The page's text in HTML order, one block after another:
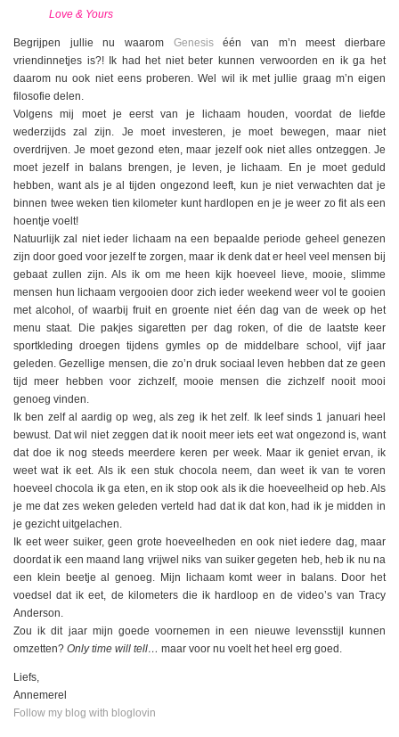
Love & Yours
Begrijpen jullie nu waarom Genesiséén van m’n meest dierbare
vriendinnetjes is?! Ik had het niet beter kunnen verwoorden en ik ga het
daarom nu ook niet eens proberen. Wel wil ik met jullie graag m’n eigen
filosofie delen.
Volgens mij moet je eerst van je lichaam houden, voordat de liefde
wederzijds zal zijn. Je moet investeren, je moet bewegen, maar niet
overdrijven. Je moet gezond eten, maar jezelf ook niet alles ontzeggen. Je
moet jezelf in balans brengen, je leven, je lichaam. En je moet geduld
hebben, want als je al tijden ongezond leeft, kun je niet verwachten dat je
binnen twee weken tien kilometer kunt hardlopen en je je weer zo fit als een
hoentje voelt!
Natuurlijk zal niet ieder lichaam na een bepaalde periode geheel genezen
zijn door goed voor jezelf te zorgen, maar ik denk dat er heel veel mensen bij
gebaat zullen zijn. Als ik om me heen kijk hoeveel lieve, mooie, slimme
mensen hun lichaam vergooien door zich ieder weekend weer vol te gooien
met alcohol, of waarbij fruit en groente niet één dag van de week op het
menu staat. Die pakjes sigaretten per dag roken, of die de laatste keer
sportkleding droegen tijdens gymles op de middelbare school, vijf jaar
geleden. Gezellige mensen, die zo’n druk sociaal leven hebben dat ze geen
tijd meer hebben voor zichzelf, mooie mensen die zichzelf nooit mooi
genoeg vinden.
Ik ben zelf al aardig op weg, als zeg ik het zelf. Ik leef sinds 1 januari heel
bewust. Dat wil niet zeggen dat ik nooit meer iets eet wat ongezond is, want
dat doe ik nog steeds meerdere keren per week. Maar ik geniet ervan, ik
weet wat ik eet. Als ik een stuk chocola neem, dan weet ik van te voren
hoeveel chocola ik ga eten, en ik stop ook als ik die hoeveelheid op heb. Als
je me dat zes weken geleden verteld had dat ik dat kon, had ik je midden in
je gezicht uitgelachen.
Ik eet weer suiker, geen grote hoeveelheden en ook niet iedere dag, maar
doordat ik een maand lang vrijwel niks van suiker gegeten heb, heb ik nu na
een klein beetje al genoeg. Mijn lichaam komt weer in balans. Door het
voedsel dat ik eet, de kilometers die ik hardloop en de video’s van Tracy
Anderson.
Zou ik dit jaar mijn goede voornemen in een nieuwe levensstijl kunnen
omzetten? Only time will tell… maar voor nu voelt het heel erg goed.
Liefs,
Annemerel
Follow my blog with bloglovin